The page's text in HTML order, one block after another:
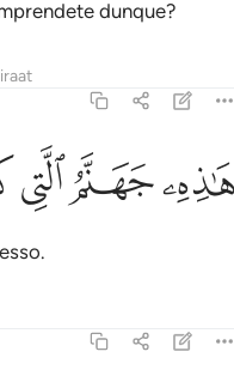
dunque?
هاذه جهنم التي كنتم توعدون ٦٣
هَـٰذِهِۦ جَهَنَّمُ ٱلَّتِى كُنتُمْ تُوعَدُونَ
ﲄﲅﲆ